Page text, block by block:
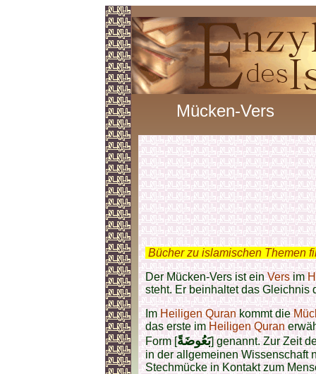
Mücken-Vers
Bücher zu islamischen Themen
Der Mücken-Vers ist einVersim
steht. Er beinhaltet das Gleichnis
ImHeiligen Qurankommt die
das erste imHeiligen Quran
Form [بَعُوضَةً] genannt. Zur Zeit
in der allgemeinen Wissenschaft
Stechmücke in Kontakt zum